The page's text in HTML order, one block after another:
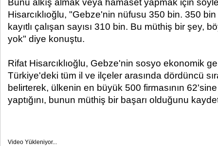
Bunu alkış almak veya hamaset yapmak için
Hisarcıklıoğlu, "Gebze'nin nüfusu 350 bin. 350
kayıtlı çalışan sayısı 310 bin. Bu müthiş bir şey,
yok" diye konuştu.
Rifat Hisarcıklıoğlu, Gebze'nin sosyo ekonomik
Türkiye'deki tüm il ve ilçeler arasında dördüncü
belirterek, ülkenin en büyük 500 firmasının
yaptığını, bunun müthiş bir başarı olduğunu
Video Yükleniyor...